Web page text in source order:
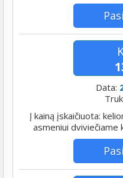
Data:
Į kainą įskaičiuota:
asmeniui